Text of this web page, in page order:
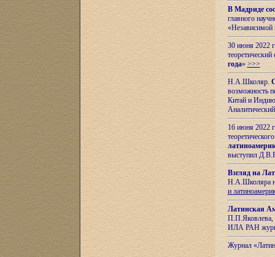
В Мадриде
главного
«Независимой
30 июня 2022
года» >>>
Н.А.Школяр.
возможность
Китай и
16 июня 2022
выступил
Взгляд на
Н.А.Школяра
и
Латинская
П.П.Яковлева,
ИЛА РАН
Журнал